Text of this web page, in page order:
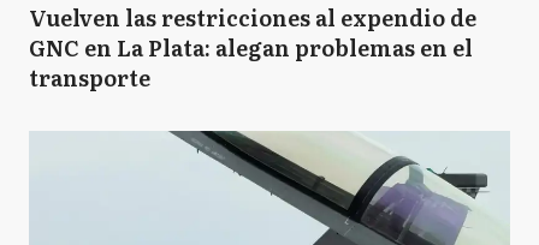
Vuelven las restricciones al expendio de
GNC en La Plata: alegan problemas en el
transporte